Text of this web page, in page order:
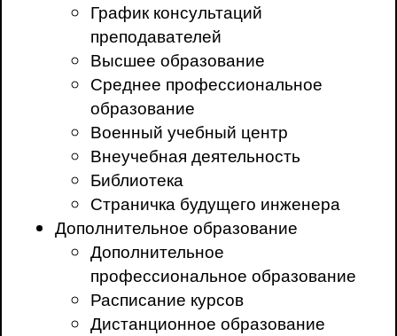
График консультаций
преподавателей
Высшее образование
Среднее профессиональное
образование
Военный учебный центр
Внеучебная деятельность
Библиотека
Страничка будущего инженера
Дополнительное образование
Дополнительное
профессиональное образование
Расписание курсов
Дистанционное образование